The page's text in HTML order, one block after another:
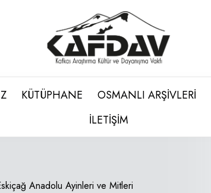
KÜTÜPHANE OSMANLI ARŞİVLERİ
İLETİŞİM
Anadolu Ayinleri ve Mitleri